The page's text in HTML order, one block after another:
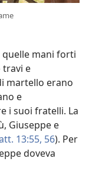
quelle mani forti
travi e
martello erano
e
i suoi fratelli. La
Giuseppe e
13:55, 56). Per
doveva